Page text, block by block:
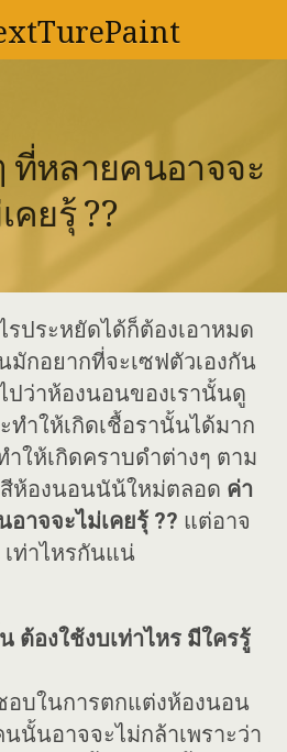
ที่หลายคนอาจจะ
คยรุ้ ??
ประหยัดได้ก็ต้องเอาหมด
มักอยากที่จะเซฟตัวเองกัน
ว่าห้องนอนของเรานั้นดู
ทำให้เกิดเชื้อรานั้นได้มาก
ให้เกิดคราบดำต่างๆ ตาม
ห้องนอนนัน้ใหม่ตลอด ค่า
าจจะไม่เคยรุ้ ?? แต่อาจ
ท่าไหรกันแน่
ต้องใช้งบเท่าไหร มีใครรู้
บในการตกแต่งห้องนอน
นั้นอาจจะไม่กล้าเพราะว่า